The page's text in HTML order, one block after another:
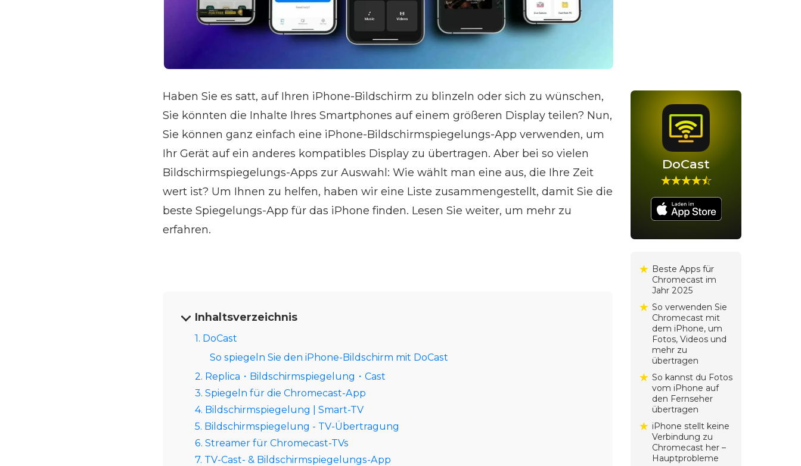
Haben Sie es satt, auf Ihren iPhone-Bildschirm zu blinzeln oder sich zu wünschen,
Sie könnten die Inhalte Ihres Smartphones auf einem größeren Display teilen? Nun,
Sie können ganz einfach eine iPhone-Bildschirmspiegelungs-App verwenden, um
Ihr Gerät auf ein anderes kompatibles Display zu übertragen. Aber bei so vielen
Bildschirmspiegelungs-Apps zur Auswahl: Wie wählt man eine aus, die Ihre Zeit
wert ist? Um Ihnen zu helfen, haben wir eine Liste zusammengestellt, damit Sie die
beste Spiegelungs-App für das iPhone finden. Lesen Sie weiter, um mehr zu
erfahren.
Inhaltsverzeichnis
1. DoCast
So spiegeln Sie den iPhone-Bildschirm mit DoCast
2. Replica・Bildschirmspiegelung・Cast
3. Spiegeln für die Chromecast-App
4. Bildschirmspiegelung | Smart-TV
5. Bildschirmspiegelung - TV-Übertragung
6. Streamer für Chromecast-TVs
7. TV-Cast- & Bildschirmspiegelungs-App
DoCast
Beste Apps für
Chromecast im
Jahr 2025
So verwenden Sie
Chromecast mit
dem iPhone, um
Fotos, Videos und
mehr zu
übertragen
So kannst du Fotos
vom iPhone auf
den Fernseher
übertragen
iPhone stellt keine
Verbindung zu
Chromecast her –
Hauptprobleme